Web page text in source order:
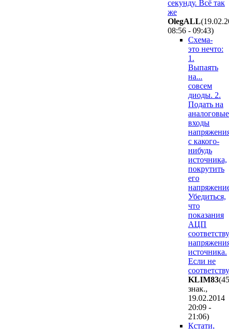
секунду. Всё так
же
OlegALL
08:56 - 09:43)
Схема-
это нечто:
1.
Выпаять
на...
совсем
диоды. 2.
Подать на
аналоговые
входы
с какого-
нибудь
источника,
покрутить
его
Убедиться,
что
показания
АЦП
источника.
Если не
KLIM83
знак.,
19.02.2014
20:09 -
21:06)
Кстати,